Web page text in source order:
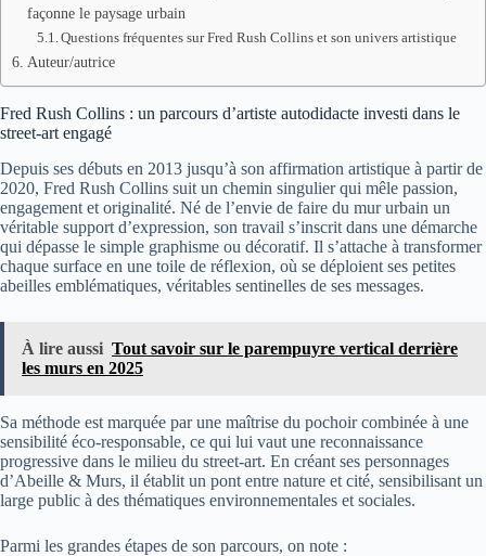
façonne le paysage urbain
Questions fréquentes sur Fred Rush Collins et son univers artistique
Auteur/autrice
Fred Rush Collins : un parcours d’artiste autodidacte investi dans le
street-art engagé
Depuis ses débuts en 2013 jusqu’à son affirmation artistique à partir de
2020, Fred Rush Collins suit un chemin singulier qui mêle passion,
engagement et originalité. Né de l’envie de faire du mur urbain un
véritable support d’expression, son travail s’inscrit dans une démarche
qui dépasse le simple graphisme ou décoratif. Il s’attache à transformer
chaque surface en une toile de réflexion, où se déploient ses petites
abeilles emblématiques, véritables sentinelles de ses messages.
À lire aussi Tout savoir sur le parempuyre vertical derrière
les murs en 2025
Sa méthode est marquée par une maîtrise du pochoir combinée à une
sensibilité éco-responsable, ce qui lui vaut une reconnaissance
progressive dans le milieu du street-art. En créant ses personnages
d’Abeille & Murs, il établit un pont entre nature et cité, sensibilisant un
large public à des thématiques environnementales et sociales.
Parmi les grandes étapes de son parcours, on note :